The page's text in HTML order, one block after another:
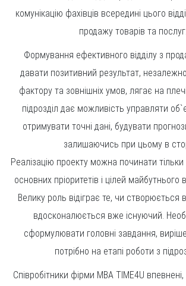
комунікацію фахівців всередині цього
продажу товарів та послуг.
Формування ефективного відділу з
давати позитивний результат,
фактору та зовнішніх умов, лягає на
підрозділ дає можливість управляти
отримувати точні дані, будувати
залишаючись при цьому в
Реалізацію проекту можна починати
основних пріоритетів і цілей майбутнього
Велику роль відіграє те, чи створюється
вдосконалюється вже існуючий.
сформулювати головні завдання,
потрібно на етапі роботи з
Співробітники фірми MBA TIME4U